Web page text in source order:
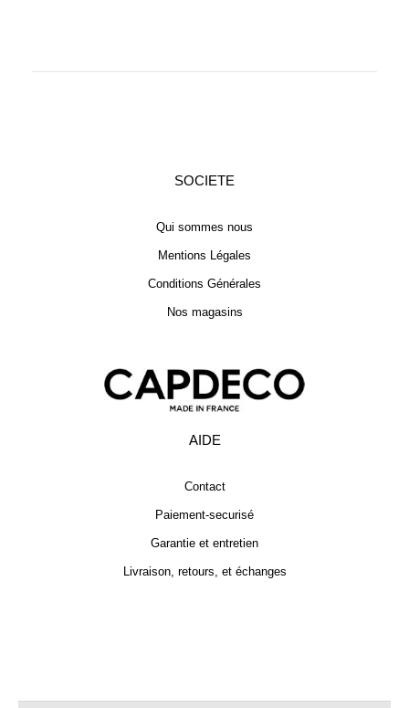
SOCIETE
Qui sommes nous
Mentions Légales
Conditions Générales
Nos magasins
AIDE
Contact
Paiement-securisé
Garantie et entretien
Livraison, retours, et échanges